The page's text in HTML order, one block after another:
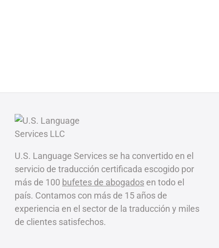
U.S. Language Services se ha convertido en el
servicio de traducción certificada escogido por
más de 100 bufetes de abogados en todo el
país. Contamos con más de 15 años de
experiencia en el sector de la traducción y miles
de clientes satisfechos.